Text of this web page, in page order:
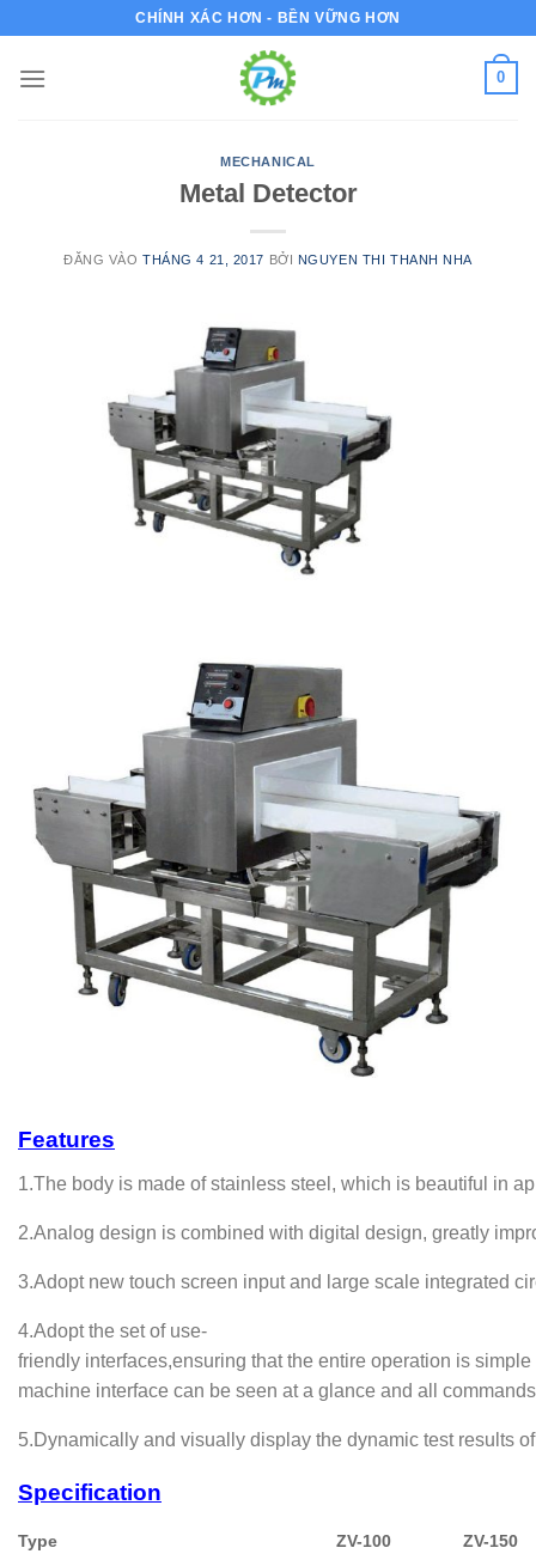
nội
CHÍNH XÁC HƠN - BỀN VỮNG HƠN
0
MECHANICAL
Metal Detector
ĐĂNG VÀOTHÁNG 4 21, 2017 BỞI NGUYEN THI THANH NHA
Features
1.The body is made of stainless steel, which is beautiful in
2.Analog design is combined with digital design, greatly
3.Adopt new touch screen input and large scale integrated
4.Adopt the set of use-
friendly interfaces,ensuring that the entire operation is simple
machine interface can be seen at a glance and all
5.Dynamically and visually display the dynamic test results
Specification
Type ZV-100 ZV-150